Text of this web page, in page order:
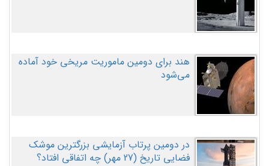
هند برای دومین ماموریت مریخی خود آماده
می‌شود
در دومین پرتاب آزمایشی بزرگترین موشک
فضایی تاریخ (27 مهر‌) چه اتفاقی افتاد؟